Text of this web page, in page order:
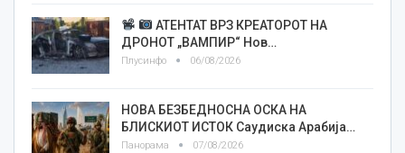
АТЕНТАТ ВРЗ КРЕАТОРОТ НА
ДРОНОТ „ВАМПИР“ Нов…
Плусинфо 06/08/2026
НОВА БЕЗБЕДНОСНА ОСКА НА
БЛИСКИОТ ИСТОК Саудиска Арабија…
Панорама 07/08/2026